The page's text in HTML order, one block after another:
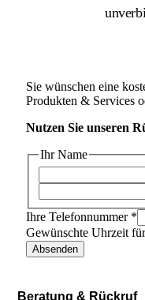
Sie wünschen eine
Produkten & Services
Nutzen Sie unseren
Ihr Name
Ihre Telefonnummer *
Gewünschte Uhrzeit
Absenden
Beratung & Rückruf